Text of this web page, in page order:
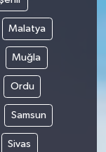
Malatya
Muğla
Ordu
Samsun
Sivas